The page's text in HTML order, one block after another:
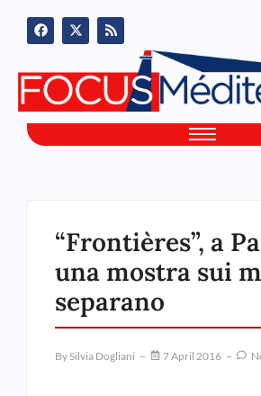
“Frontières”, a
una mostra sui
separano
BySilvia Dogliani 7 April 2016